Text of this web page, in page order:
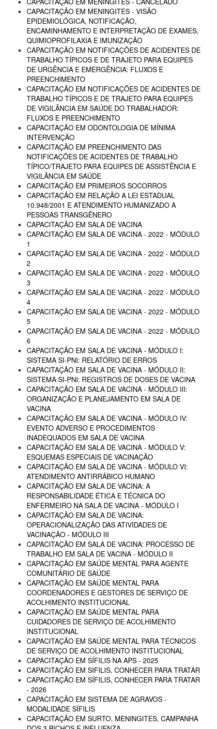
CAPACITAÇÃO EM MENINGITES - VISÃO
EPIDEMIOLÓGICA, NOTIFICAÇÃO,
ENCAMINHAMENTO E INTERPRETAÇÃO DE EXAMES,
QUIMIOPROFILAXIA E IMUNIZAÇÃO
CAPACITAÇÃO EM NOTIFICAÇÕES DE ACIDENTES DE
TRABALHO TÍPICOS E DE TRAJETO PARA EQUIPES
DE URGÊNCIA E EMERGÊNCIA: FLUXOS E
PREENCHIMENTO
CAPACITAÇÃO EM NOTIFICAÇÕES DE ACIDENTES DE
TRABALHO TÍPICOS E DE TRAJETO PARA EQUIPES
DE VIGILÂNCIA EM SAÚDE DO TRABALHADOR:
FLUXOS E PREENCHIMENTO
CAPACITAÇÃO EM ODONTOLOGIA DE MÍNIMA
INTERVENÇÃO
CAPACITAÇÃO EM PREENCHIMENTO DAS
NOTIFICAÇÕES DE ACIDENTES DE TRABALHO
TÍPICO/TRAJETO PARA EQUIPES DE ASSISTÊNCIA E
VIGILÂNCIA EM SAÚDE
CAPACITAÇÃO EM PRIMEIROS SOCORROS
CAPACITAÇÃO EM RELAÇÃO A LEI ESTADUAL
10.948/2001 E ATENDIMENTO HUMANIZADO A
PESSOAS TRANSGÊNERO
CAPACITAÇÃO EM SALA DE VACINA
CAPACITAÇÃO EM SALA DE VACINA - 2022 - MÓDULO
1
CAPACITAÇÃO EM SALA DE VACINA - 2022 - MÓDULO
2
CAPACITAÇÃO EM SALA DE VACINA - 2022 - MÓDULO
3
CAPACITAÇÃO EM SALA DE VACINA - 2022 - MÓDULO
4
CAPACITAÇÃO EM SALA DE VACINA - 2022 - MÓDULO
5
CAPACITAÇÃO EM SALA DE VACINA - 2022 - MÓDULO
6
CAPACITAÇÃO EM SALA DE VACINA - MÓDULO I:
SISTEMA SI-PNI: RELATÓRIO DE ERROS
CAPACITAÇÃO EM SALA DE VACINA - MÓDULO II:
SISTEMA SI-PNI: REGISTROS DE DOSES DE VACINA
CAPACITAÇÃO EM SALA DE VACINA - MÓDULO III:
ORGANIZAÇÃO E PLANEJAMENTO EM SALA DE
VACINA
CAPACITAÇÃO EM SALA DE VACINA - MÓDULO IV:
EVENTO ADVERSO E PROCEDIMENTOS
INADEQUADOS EM SALA DE VACINA
CAPACITAÇÃO EM SALA DE VACINA - MÓDULO V:
ESQUEMAS ESPECIAIS DE VACINAÇÃO
CAPACITAÇÃO EM SALA DE VACINA - MÓDULO VI:
ATENDIMENTO ANTIRRÁBICO HUMANO
CAPACITAÇÃO EM SALA DE VACINA: A
RESPONSABILIDADE ÉTICA E TÉCNICA DO
ENFERMEIRO NA SALA DE VACINA - MÓDULO I
CAPACITAÇÃO EM SALA DE VACINA:
OPERACIONALIZAÇÃO DAS ATIVIDADES DE
VACINAÇÃO - MÓDULO III
CAPACITAÇÃO EM SALA DE VACINA: PROCESSO DE
TRABALHO EM SALA DE VACINA - MÓDULO II
CAPACITAÇÃO EM SAÚDE MENTAL PARA AGENTE
COMUNITÁRIO DE SAÚDE
CAPACITAÇÃO EM SAÚDE MENTAL PARA
COORDENADORES E GESTORES DE SERVIÇO DE
ACOLHIMENTO INSTITUCIONAL
CAPACITAÇÃO EM SAÚDE MENTAL PARA
CUIDADORES DE SERVIÇO DE ACOLHIMENTO
INSTITUCIONAL
CAPACITAÇÃO EM SAÚDE MENTAL PARA TÉCNICOS
DE SERVIÇO DE ACOLHIMENTO INSTITUCIONAL
CAPACITAÇÃO EM SÍFILIS NA APS - 2025
CAPACITAÇÃO EM SIFILIS, CONHECER PARA TRATAR
CAPACITAÇÃO EM SÍFILIS, CONHECER PARA TRATAR
- 2026
CAPACITAÇÃO EM SISTEMA DE AGRAVOS -
MODALIDADE SÍFILIS
CAPACITAÇÃO EM SURTO, MENINGITES, CAMPANHA